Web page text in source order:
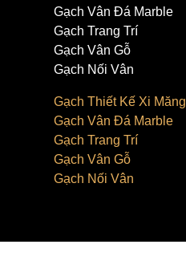
Gạch Vân Đá Marble
Gạch Trang Trí
Gạch Vân Gỗ
Gạch Nối Vân
Gạch Thiết Kế Xi Măng
Gạch Vân Đá Marble
Gạch Trang Trí
Gạch Vân Gỗ
Gạch Nối Vân